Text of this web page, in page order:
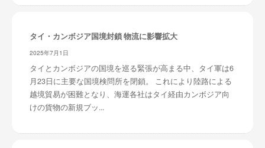
タイ・カンボジア国境封鎖 物流に影響拡大
2025年7月1日
タイとカンボジアの国境を巡る緊張が高まる中、タイ軍は6
月23日に主要な国境検問所を閉鎖。 これにより陸路による
越境貿易が困難となり、海運各社はタイ経由カンボジア向
けの貨物の新規ブッ...